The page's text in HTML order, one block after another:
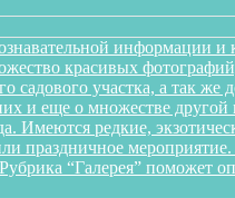
информации
красивых
садового участка, а так
еще о множестве другой
Имеются редкие,
праздничное
“Галерея”